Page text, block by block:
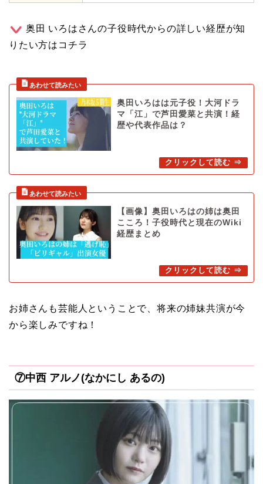
奥田 いろはさんの子役時代からの詳しい経歴が知
りたい方はコチラ
奥田いろはは元子役！大河ドラ
マ「江」で芦田愛菜と共演！経
歴や代表作品は？
【画像】奥田いろはの姉は奥田
こころ！子役時代と現在のWiki
経歴まとめ
お姉さんも芸能人ということで、将来の姉妹共演が今
から楽しみですね！
⑦中西 アルノ(なかにし あるの)